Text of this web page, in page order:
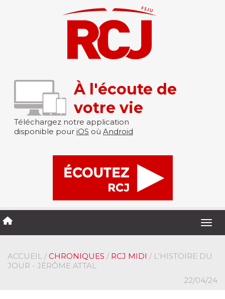
À l'écoute de
votre vie
Téléchargez notre application
disponible pour iOS où Android
ACCUEIL / CHRONIQUES / RCJ MIDI / L'HISTOIRE DU
JOUR - JÉRÔME ATTAL
22/04/24